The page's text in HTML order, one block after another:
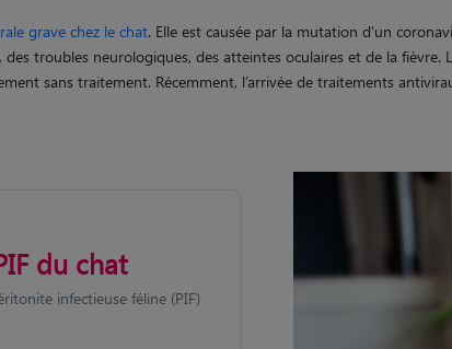
grave chez le chat. Elle est causée par la mutation d’un
troubles neurologiques, des atteintes oculaires et de la
sans traitement. Récemment, l’arrivée de traitements
du chat
infectieuse féline (PIF)